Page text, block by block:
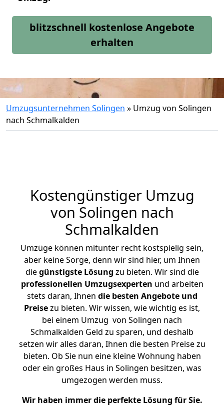
blitzschnell kostenlose Angebote
erhalten
Umzugsunternehmen Solingen » Umzug von Solingen
nach Schmalkalden
Kostengünstiger Umzug
von Solingen nach
Schmalkalden
Umzüge können mitunter recht kostspielig sein,
aber keine Sorge, denn wir sind hier, um Ihnen
diegünstigste Lösung zu bieten. Wir sind die
professionellen Umzugsexperten und arbeiten
stets daran, Ihnen die besten Angebote und
Preisezu bieten. Wir wissen, wie wichtig es ist,
bei einem Umzug von Solingen nach
Schmalkalden Geld zu sparen, und deshalb
setzen wir alles daran, Ihnen die besten Preise zu
bieten. Ob Sie nun eine kleine Wohnung haben
oder ein großes Haus in Solingen besitzen, was
umgezogen werden muss.
Wir haben immer die perfekte Lösung für Sie.